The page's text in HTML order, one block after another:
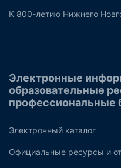
К 800-летию Нижнего
Электронные
образовательные
профессиональные
Электронный каталог
Официальные ресурсы и